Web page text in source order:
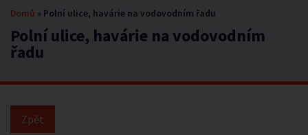
Polní ulice, havárie na vodovodním
řadu
Domů » Polní ulice, havárie na vodovodním řadu